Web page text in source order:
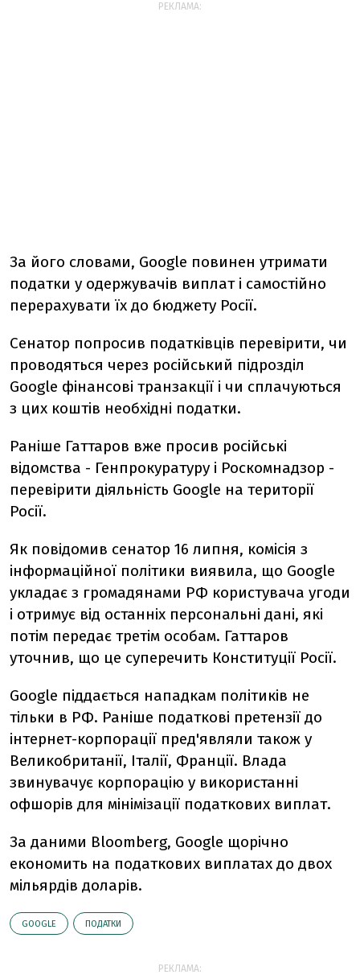
РЕКЛАМА:
За його словами, Google повинен утримати
податки у одержувачів виплат і самостійно
перерахувати їх до бюджету Росії.
Сенатор попросив податківців перевірити, чи
проводяться через російський підрозділ
Google фінансові транзакції і чи сплачуються
з цих коштів необхідні податки.
Раніше Гаттаров вже просив російські
відомства - Генпрокуратуру і Роскомнадзор -
перевірити діяльність Google на території
Росії.
Як повідомив сенатор 16 липня, комісія з
інформаційної політики виявила, що Google
укладає з громадянами РФ користувача угоди
і отримує від останніх персональні дані, які
потім передає третім особам. Гаттаров
уточнив, що це суперечить Конституції Росії.
Google піддається нападкам політиків не
тільки в РФ. Раніше податкові претензії до
інтернет-корпорації пред'являли також у
Великобританії, Італії, Франції. Влада
звинувачує корпорацію у використанні
офшорів для мінімізації податкових виплат.
За даними Bloomberg, Google щорічно
економить на податкових виплатах до двох
мільярдів доларів.
GOOGLE ПОДАТКИ
РЕКЛАМА: